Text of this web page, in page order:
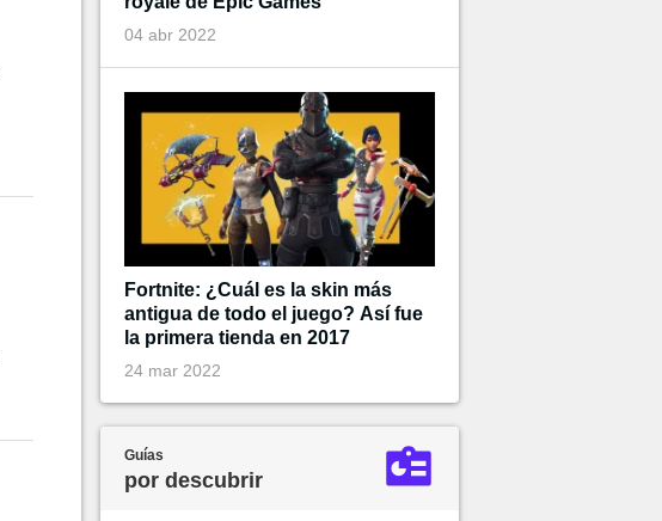
04 abr 2022
Fortnite: ¿Cuál es la skin más
antigua de todo el juego? Así fue
la primera tienda en 2017
24 mar 2022
Guías
por descubrir